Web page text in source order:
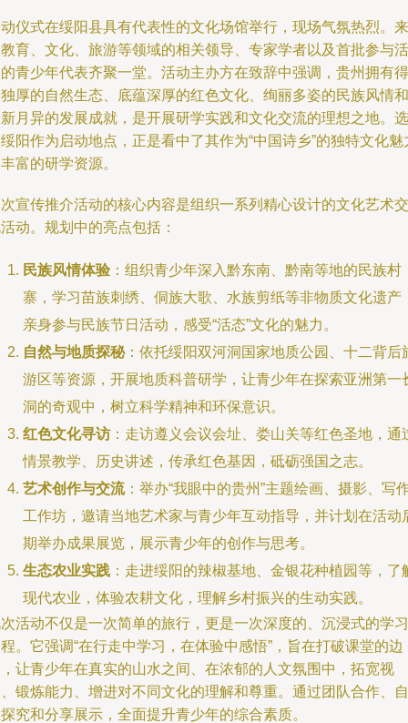
仪式在绥阳县具有代表性的文化场馆举行，现场气氛热烈。来
育、文化、旅游等领域的相关领导、专家学者以及首批参与活
青少年代表齐聚一堂。活动主办方在致辞中强调，贵州拥有得
厚的自然生态、底蕴深厚的红色文化、绚丽多姿的民族风情和
月异的发展成就，是开展研学实践和文化交流的理想之地。选
阳作为启动地点，正是看中了其作为“中国诗乡”的独特文化魅
富的研学资源。
宣传推介活动的核心内容是组织一系列精心设计的文化艺术交
动。规划中的亮点包括：
民族风情体验 ：组织青少年深入黔东南、黔南等地的民族村
寨，学习苗族刺绣、侗族大歌、水族剪纸等非物质文化遗产
亲身参与民族节日活动，感受“活态”文化的魅力。
自然与地质探秘：依托绥阳双河洞国家地质公园、十二背后
游区等资源，开展地质科普研学，让青少年在探索亚洲第一
洞的奇观中，树立科学精神和环保意识。
红色文化寻访 ：走访遵义会议会址、娄山关等红色圣地，通
情景教学、历史讲述，传承红色基因，砥砺强国之志。
艺术创作与交流：举办“我眼中的贵州”主题绘画、摄影、写
工作坊，邀请当地艺术家与青少年互动指导，并计划在活动
期举办成果展览，展示青少年的创作与思考。
生态农业实践 ：走进绥阳的辣椒基地、金银花种植园等，了
现代农业，体验农耕文化，理解乡村振兴的生动实践。
活动不仅是一次简单的旅行，更是一次深度的、沉浸式的学习
。它强调“在行走中学习，在体验中感悟”，旨在打破课堂的边
让青少年在真实的山水之间、在浓郁的人文氛围中，拓宽视
锻炼能力、增进对不同文化的理解和尊重。通过团队合作、自
究和分享展示，全面提升青少年的综合素质。